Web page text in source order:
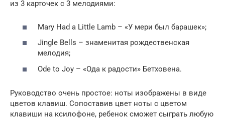
из 3 карточек с 3 мелодиями:
Mary Had a Little Lamb – «У мери был барашек»;
Jingle Bells – знаменитая рождественская
мелодия;
Ode to Joy – «Ода к радости» Бетховена.
Руководство очень простое: ноты изображены в виде
цветов клавиш. Сопоставив цвет ноты с цветом
клавиши на ксилофоне, ребенок сможет сыграть любую